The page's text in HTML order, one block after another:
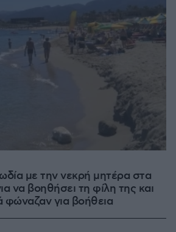
με την νεκρή μητέρα στα
να βοηθήσει τη φίλη της και
φώναζαν για βοήθεια